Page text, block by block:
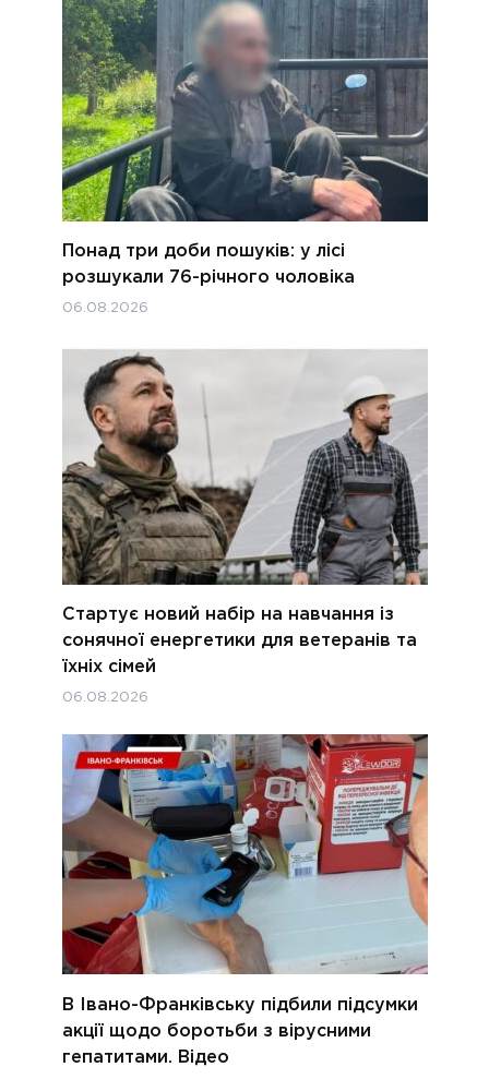
Понад три доби пошуків: у лісі
розшукали 76-річного чоловіка
06.08.2026
Стартує новий набір на навчання із
сонячної енергетики для ветеранів та
їхніх сімей
06.08.2026
В Івано-Франківську підбили підсумки
акції щодо боротьби з вірусними
гепатитами. Відео